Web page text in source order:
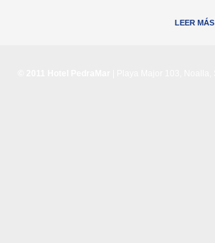
LEER MÁS